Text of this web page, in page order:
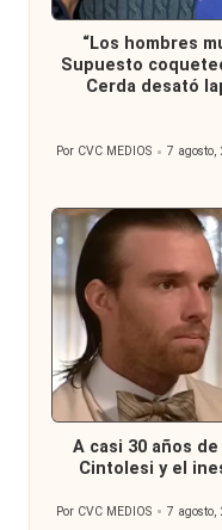
en
“Los hombres
Supuesto
Cerda desató
Publicado
Por CVC MEDIOS 7 agosto,
Publicada
en
A casi 30 años
Cintolesi y el
Publicado
Por CVC MEDIOS 7 agosto,